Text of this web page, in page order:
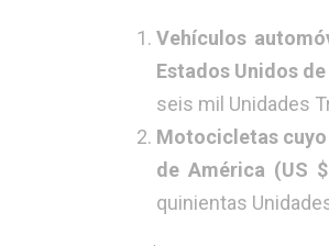
Vehículos
Estados Unidos
seis mil Unidades
Motocicletas cuyo
de América (US
quinientas